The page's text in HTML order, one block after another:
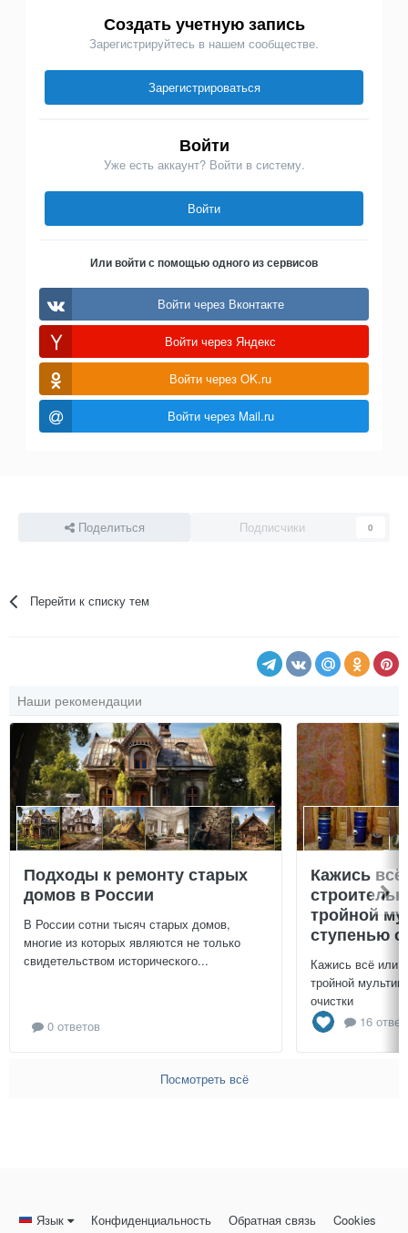
Создать учетную запись
Зарегистрируйтесь в нашем сообществе.
Зарегистрироваться
Войти
Уже есть аккаунт? Войти в систему.
Войти
Или войти с помощью одного из сервисов
Войти через Вконтакте
Войти через Яндекс
Войти через OK.ru
Войти через Mail.ru
Поделиться Подписчики 0
Перейти к списку тем
Наши рекомендации
Подходы к ремонту старых
домов в России
В России сотни тысяч старых домов,
многие из которых являются не только
свидетельством исторического...
0 ответов
Кажись
тройной
ступенью
Кажись всё или
тройной
очистки
16
Посмотреть всё
Язык Конфиденциальность Обратная связь
Cookies